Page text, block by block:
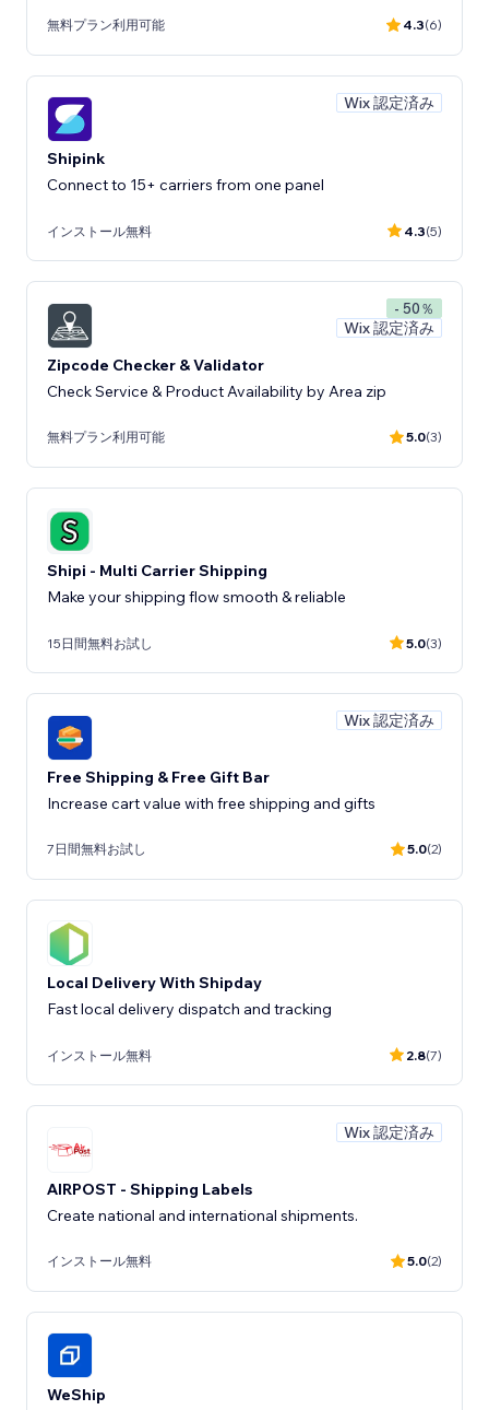
無料プラン利用可能 4.3(6)
Wix 認定済み
Shipink
Connect to 15+ carriers from one panel
インストール無料 4.3(5)
- 50％
Wix 認定済み
Zipcode Checker & Validator
Check Service & Product Availability by Area zip
無料プラン利用可能 5.0(3)
Shipi - Multi Carrier Shipping
Make your shipping flow smooth & reliable
15日間無料お試し 5.0(3)
Wix 認定済み
Free Shipping & Free Gift Bar
Increase cart value with free shipping and gifts
7日間無料お試し 5.0(2)
Local Delivery With Shipday
Fast local delivery dispatch and tracking
インストール無料 2.8(7)
Wix 認定済み
AIRPOST - Shipping Labels
Create national and international shipments.
インストール無料 5.0(2)
WeShip